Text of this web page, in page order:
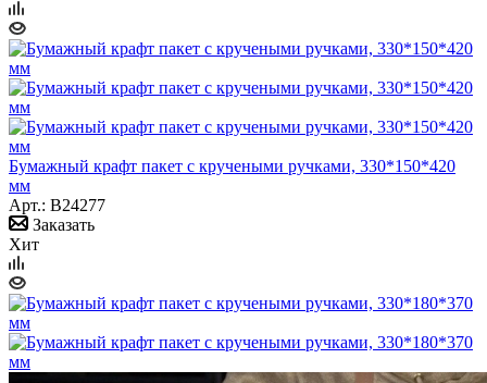
Бумажный крафт пакет с кручеными ручками, 330*150*420
мм
Арт.: B24277
Заказать
Хит